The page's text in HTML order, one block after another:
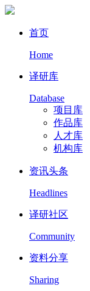
首页
Home
译研库
Database
项目库
作品库
人才库
机构库
资讯头条
Headlines
译研社区
Community
资料分享
Sharing